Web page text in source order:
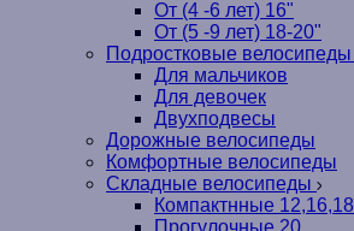
От (4 -6 лет) 16"
От (5 -9 лет) 18-20"
Подростковые велосипеды
Для мальчиков
Для девочек
Двухподвесы
Дорожные велосипеды
Комфортные велосипеды
Складные велосипеды
Компактнные 12,16,18
Прогулочные 20